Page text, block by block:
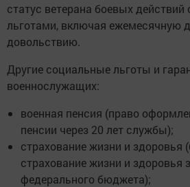
статус ветерана боевых
льготами, включая ежемесячную
довольствию.
Другие социальные льготы и
военнослужащих:
военная пенсия (право
пенсии через 20 лет службы);
страхование жизни и здоровья
страхование жизни и здоровья
федерального бюджета);